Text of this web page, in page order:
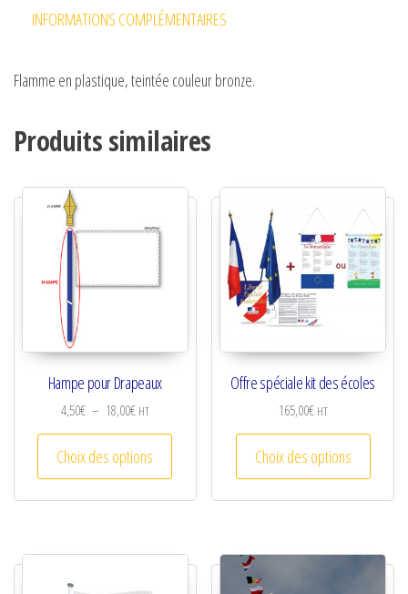
INFORMATIONS COMPLÉMENTAIRES
Flamme en plastique, teintée couleur bronze.
Produits similaires
Hampe pour Drapeaux
4,50€ – 18,00€Plage de prix : 4,50€ à 18,00€
HT
Choix des options
Ce produit a plusieurs variations. Les
Offre spéciale kit des écoles
165,00€ HT
Choix des options
Ce